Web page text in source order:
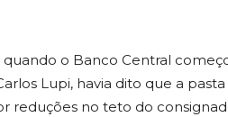
quando o Banco Central
Lupi, havia dito que a
reduções no teto do